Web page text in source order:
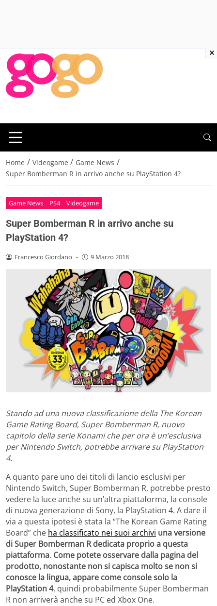
Home / Videogame / Game News /
Super Bomberman R in arrivo anche su PlayStation 4?
Game News PS4 Videogame
Super Bomberman R in arrivo anche su
PlayStation 4?
Francesco Giordano - 9 Marzo 2018
Stando ad una nuova classificazione della The Korean
Game Rating Board, Super Bomberman R, nuovo
capitolo della serie Konami che per ora è un’esclusiva
per Nintendo Switch, potrebbe arrivare su PlayStation
4.
A quanto pare uno dei titoli di lancio esclusivi per
Nintendo Switch, Super Bomberman R, potrebbe presto
vedere la luce anche su un’altra piattaforma, la console
di nuova generazione di Sony, la PlayStation 4. A dare il
via a questa ipotesi è stata la “The Korean Game Rating
Board” che ha classificato nei suoi archivi una versione
di Super Bomberman R dedicata proprio a questa
piattaforma. Come potete osservare dalla pagina del
prodotto, nonostante non si capisca molto se non si
conosce la lingua, appare come console solo la
PlayStation 4, quindi probabilmente Super Bomberman
R non arriverà anche su PC ed Xbox One.
×